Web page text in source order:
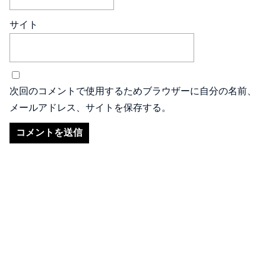
サイト
次回のコメントで使用するためブラウザーに自分の名前、
メールアドレス、サイトを保存する。